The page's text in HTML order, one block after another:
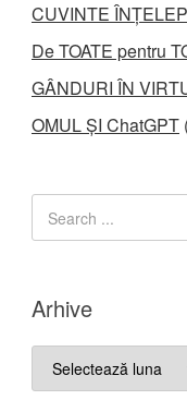
CUVINTE
De TOATE pentru
GÂNDURI ÎN
OMUL ȘI ChatGPT
Arhive
Arhive